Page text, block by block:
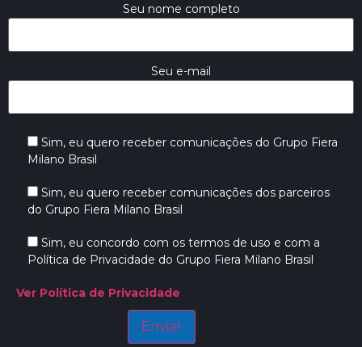
Seu nome completo
Seu e-mail
Sim, eu quero receber comunicações do Grupo Fiera
Milano Brasil
Sim, eu quero receber comunicações dos parceiros
do Grupo Fiera Milano Brasil
Sim, eu concordo com os termos de uso e com a
Política de Privacidade do Grupo Fiera Milano Brasil
Ver Política de Privacidade